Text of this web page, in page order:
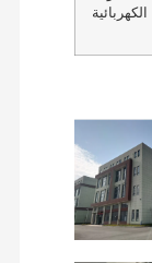
الكهربائية